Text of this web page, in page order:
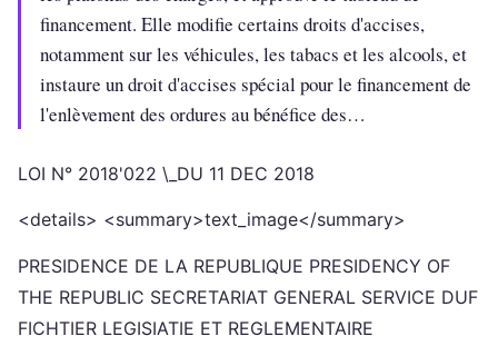
financement. Elle modifie certains droits d'accises,
notamment sur les véhicules, les tabacs et les alcools, et
instaure un droit d'accises spécial pour le financement de
l'enlèvement des ordures au bénéfice des…
LOI N° 2018'022 \_DU 11 DEC 2018
<details> <summary>text_image</summary>
PRESIDENCE DE LA REPUBLIQUE PRESIDENCY OF
THE REPUBLIC SECRETARIAT GENERAL SERVICE DUF
FICHTIER LEGISIATIE ET REGLEMENTAIRE